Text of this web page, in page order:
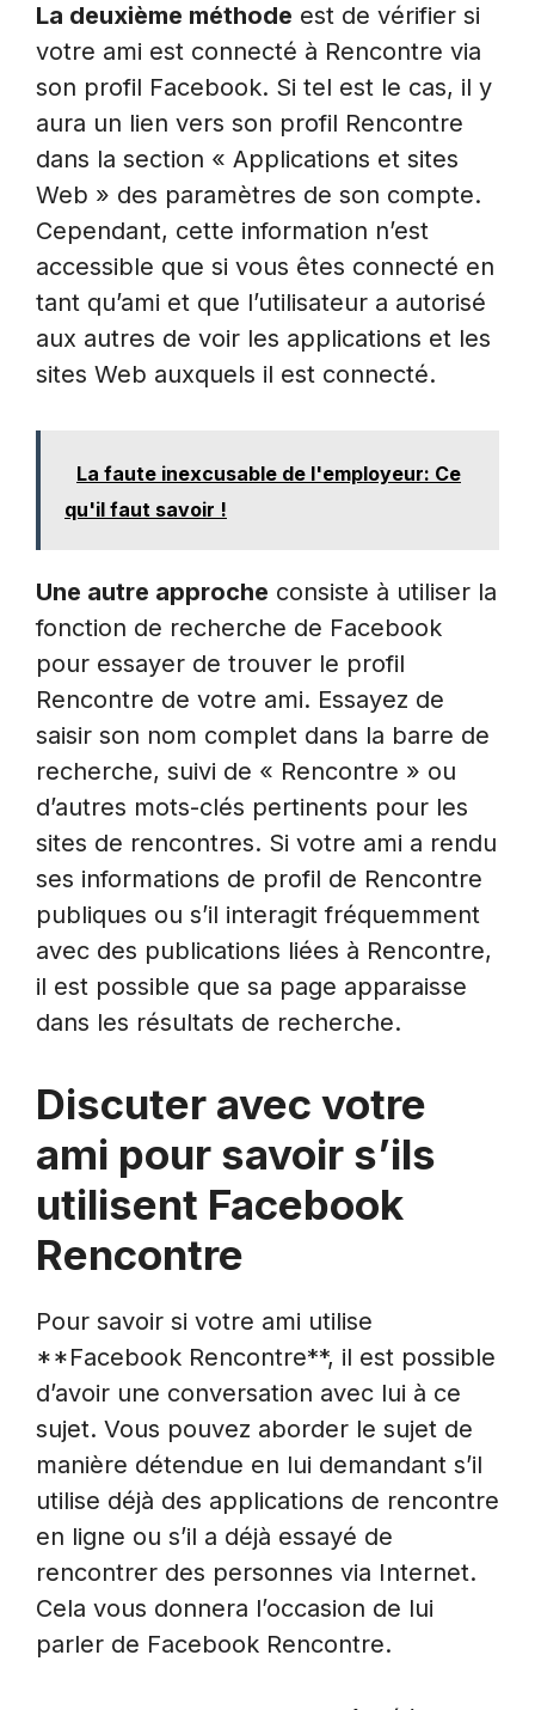
La deuxième méthode est de vérifier si
votre ami est connecté à Rencontre via
son profil Facebook. Si tel est le cas, il y
aura un lien vers son profil Rencontre
dans la section « Applications et sites
Web » des paramètres de son compte.
Cependant, cette information n’est
accessible que si vous êtes connecté en
tant qu’ami et que l’utilisateur a autorisé
aux autres de voir les applications et les
sites Web auxquels il est connecté.
La faute inexcusable de l'employeur: Ce
qu'il faut savoir !
Une autre approche consiste à utiliser la
fonction de recherche de Facebook
pour essayer de trouver le profil
Rencontre de votre ami. Essayez de
saisir son nom complet dans la barre de
recherche, suivi de « Rencontre » ou
d’autres mots-clés pertinents pour les
sites de rencontres. Si votre ami a rendu
ses informations de profil de Rencontre
publiques ou s’il interagit fréquemment
avec des publications liées à Rencontre,
il est possible que sa page apparaisse
dans les résultats de recherche.
Discuter avec votre
ami pour savoir s’ils
utilisent Facebook
Rencontre
Pour savoir si votre ami utilise
**Facebook Rencontre**, il est possible
d’avoir une conversation avec lui à ce
sujet. Vous pouvez aborder le sujet de
manière détendue en lui demandant s’il
utilise déjà des applications de rencontre
en ligne ou s’il a déjà essayé de
rencontrer des personnes via Internet.
Cela vous donnera l’occasion de lui
parler de Facebook Rencontre.